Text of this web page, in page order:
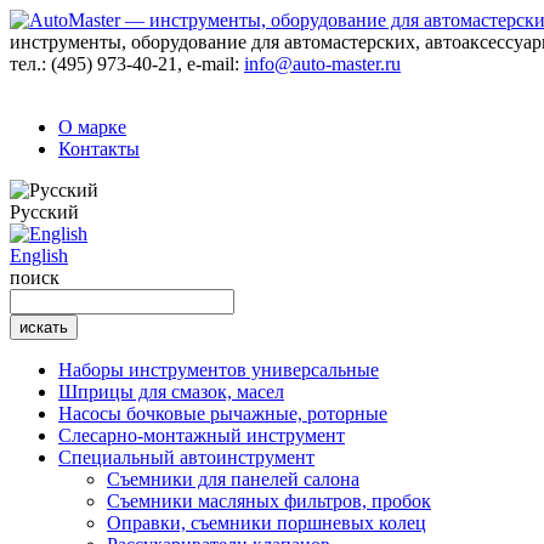
инструменты, оборудование для автомастерских,
тел.: (495) 973-40-21 , e-mail: info@auto-master.ru
О марке
Контакты
Русский
English
поиск
Наборы инструментов универсальные
Шприцы для смазок, масел
Насосы бочковые рычажные, роторные
Слесарно-монтажный инструмент
Специальный автоинструмент
Съемники для панелей салона
Съемники масляных фильтров, пробок
Оправки, съемники поршневых колец